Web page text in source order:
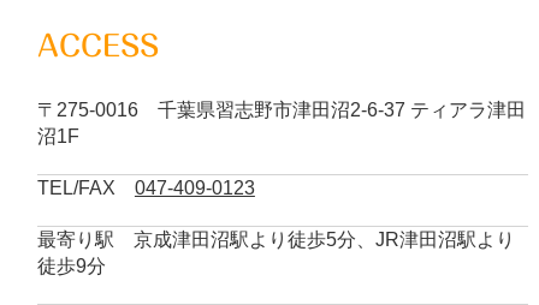
ACCESS
〒275-0016 千葉県習志野市津田沼2-6-37 ティアラ津田
沼1F
TEL/FAX 047-409-0123
最寄り駅 京成津田沼駅より徒歩5分、JR津田沼駅より
徒歩9分